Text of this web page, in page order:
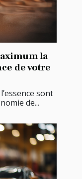
la
de votre
sont
de...